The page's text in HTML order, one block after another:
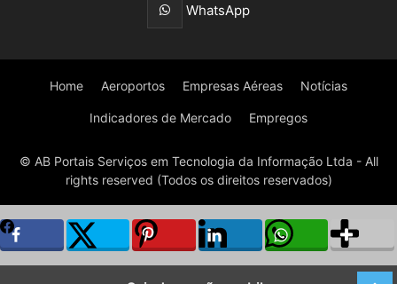
WhatsApp
Home Aeroportos Empresas Aéreas Notícias
Indicadores de Mercado Empregos
© AB Portais Serviços em Tecnologia da Informação Ltda - All
rights reserved (Todos os direitos reservados)